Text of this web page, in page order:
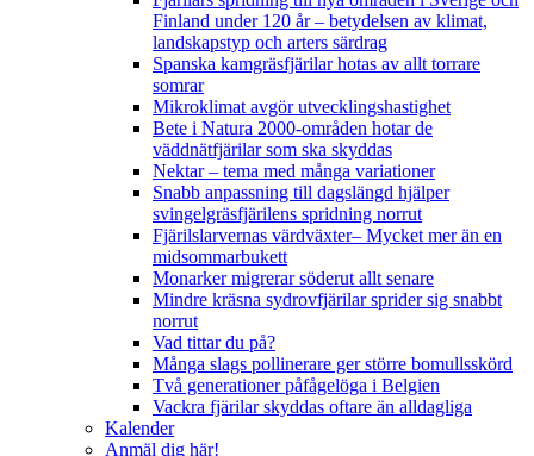
Finland under 120 år– betydelsen av klimat,
landskapstyp och arters särdrag
Spanska kamgräsfjärilar hotas av allt torrare
somrar
Mikroklimat avgör utvecklingshastighet
Bete i Natura 2000-områden hotar de
väddnätfjärilar som ska skyddas
Nektar – tema med många variationer
Snabb anpassning till dagslängd hjälper
svingelgräsfjärilens spridning norrut
Fjärilslarvernas värdväxter– Mycket mer än en
midsommarbukett
Monarker migrerar söderut allt senare
Mindre kräsna sydrovfjärilar sprider sig snabbt
norrut
Vad tittar du på?
Många slags pollinerare ger större bomullsskörd
Två generationer påfågelöga i Belgien
Vackra fjärilar skyddas oftare än alldagliga
Kalender
Anmäl dig här!